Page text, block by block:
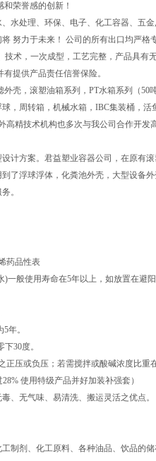
荣誉感的创新！
水处理、环保、电子、化工容器、五
努力于未来！ 公司的所有出口均严
技术，一次成型，工艺完整，产品具
提供产品责任信誉保险。
壳，滚塑油箱系列，PT水箱系列（50
球，周转箱，机械水箱，IBC集装桶
精技术机构也多次与我公司合作开
方案。君益塑业容器公司，在原有
了浮球浮体，化粪池外壳，大型设备
。
药品性表
般使用寿命在5年以上，如放置在避
5年。
30度。
压或负压；若需搅拌或酸碱浓度比
使用特级产品并好加装补强套）
、无气味、易清洗、搬运灵活之优点。
制剂、化工原料、各种油品、饮品的